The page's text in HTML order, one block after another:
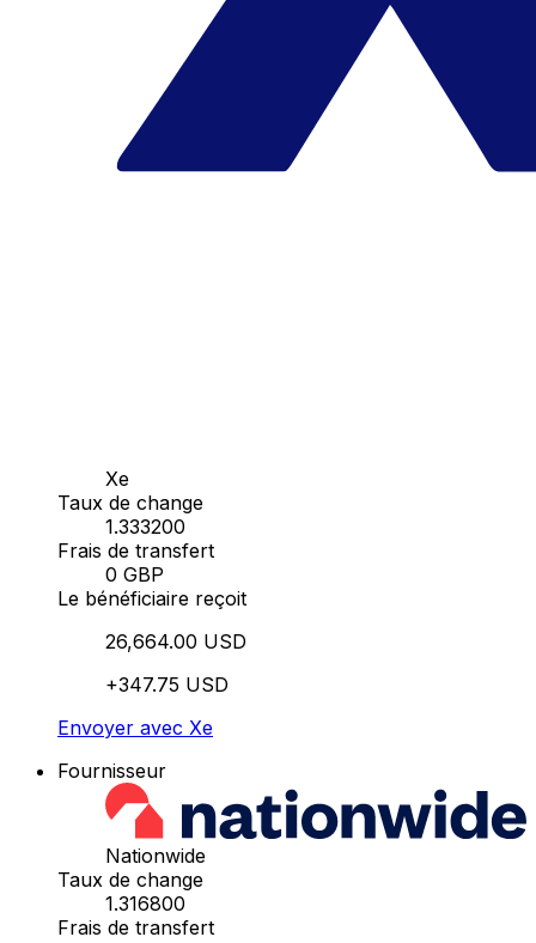
Xe
Taux de change
1.333200
Frais de transfert
0 GBP
Le bénéficiaire reçoit
26,664.00 USD
+347.75 USD
Envoyer avec Xe
Fournisseur
Nationwide
Taux de change
1.316800
Frais de transfert